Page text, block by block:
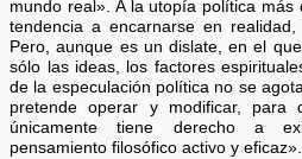
mundo real». A la utopía política
tendencia a encarnarse en
Pero, aunque es un dislate, en el
sólo las ideas, los factores
de la especulación política no se
pretende operar y modificar, para
únicamente tiene derecho a
pensamiento filosófico activo y eficaz».